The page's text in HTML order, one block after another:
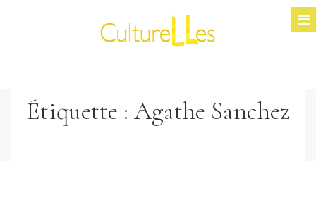
Étiquette : Agathe Sanchez